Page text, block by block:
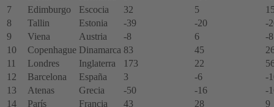
7
Edimburgo Escocia 32 5
8
Tallin Estonia -39 -20
-
9
Viena Austria -8 6
-8
10
Copenhague Dinamarca 83 45
11
Londres Inglaterra 173 22
12
Barcelona España 3 -6
-
13
Atenas Grecia -50 -16
-
14
París Francia 43 28
9